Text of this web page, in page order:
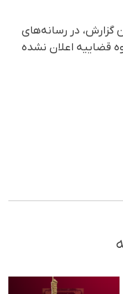
گزارش، در رسانه‌های
قضاییه اعلان نشده